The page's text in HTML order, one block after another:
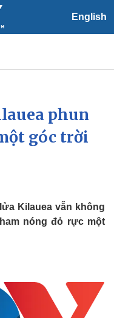
English
24h
báo thời tiết
phun
góc trời
Kilauea vẫn không
nóng đỏ rực một